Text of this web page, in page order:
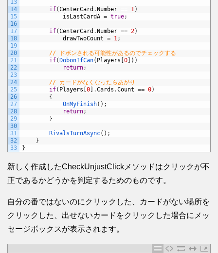
13
14
15
16
17
18
19
20
21
22
23
24
25
26
27
28
29
30
31
32
33
if(CenterCard . Number == 1)
isLastCardA = true;
if(CenterCard . Number == 2)
drawTwoCount = 1;
// ドボンされる可能性があるのでチェックする
if( DobonIfCan( Players 0 ) )
return;
// カードがなくなったらあがり
if( Players 0 .Cards .Count == 0)
{
OnMyFinish( ) ;
return;
}
RivalsTurnAsync( ) ;
}
}
新しく作成したCheckUnjustClickメソッドはクリックが不
正であるかどうかを判定するためのものです。
自分の番ではないのにクリックした、カードがない場所を
クリックした、出せないカードをクリックした場合にメッ
セージボックスが表示されます。